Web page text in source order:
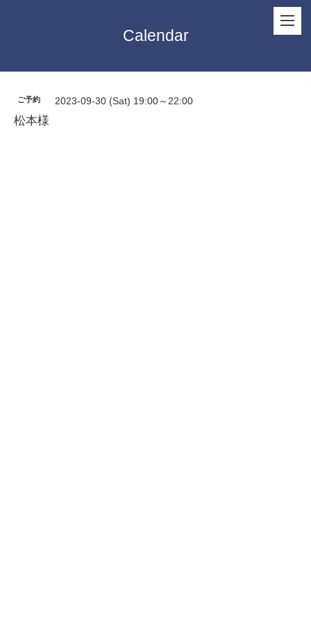
Calendar
ご予約 2023-09-30 (Sat) 19:00～22:00
松本様